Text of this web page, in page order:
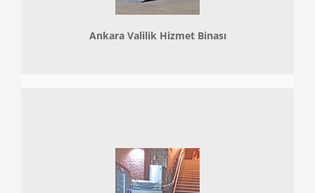
Ankara Valilik Hizmet Binası